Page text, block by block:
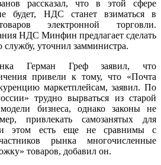
рассказал, что в этой сфере
будет, НДС станет взиматься в
электронной торговли.
НДС Минфин предлагает сделать
уточнил замминистра.
Герман Греф заявил, что
привели к тому, что «Почта
маркетплейсам, заявил. По
трудно вырваться из старой
бизнеса, однако законы не
привлекать самозанятых для
этом есть еще не сравнимы с
рынка многочисленные
товаров, добавил он.